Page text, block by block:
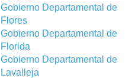
Gobierno Departamental de
Flores
Gobierno Departamental de
Florida
Gobierno Departamental de
Lavalleja